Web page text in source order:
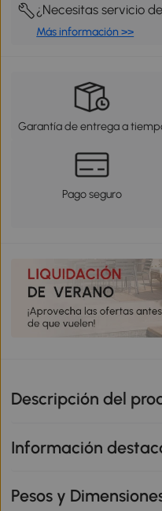
¿Necesitas servicio
Más información >>
Garantía de entrega a
Pago seguro
Descripción del
Información
Pesos y